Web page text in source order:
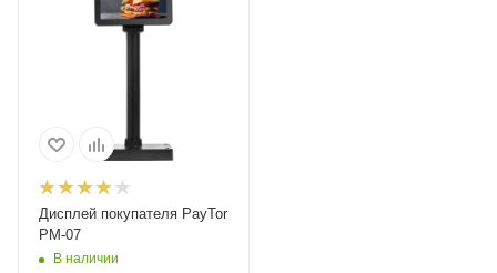
Дисплей покупателя PayTor
PM-07
В наличии